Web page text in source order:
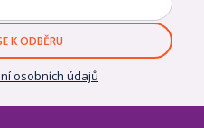
K ODBĚRU
osobních údajů